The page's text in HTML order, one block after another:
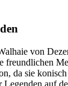
von
freundlichen
da sie